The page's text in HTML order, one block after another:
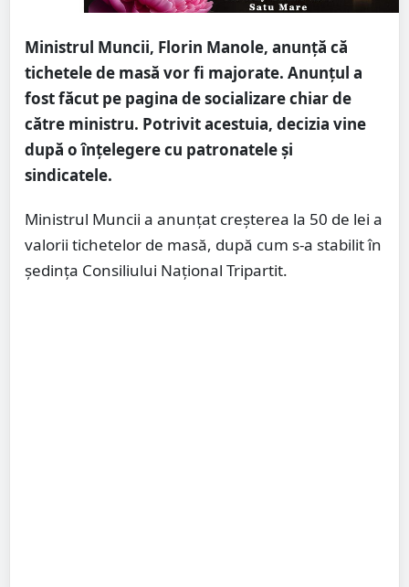
Ministrul Muncii, Florin Manole, anunță că
tichetele de masă vor fi majorate. Anunțul a
fost făcut pe pagina de socializare chiar de
către ministru. Potrivit acestuia, decizia vine
după o înțelegere cu patronatele și
sindicatele.
Ministrul Muncii a anunțat creșterea la 50 de lei a
valorii tichetelor de masă, după cum s-a stabilit în
ședința Consiliului Național Tripartit.